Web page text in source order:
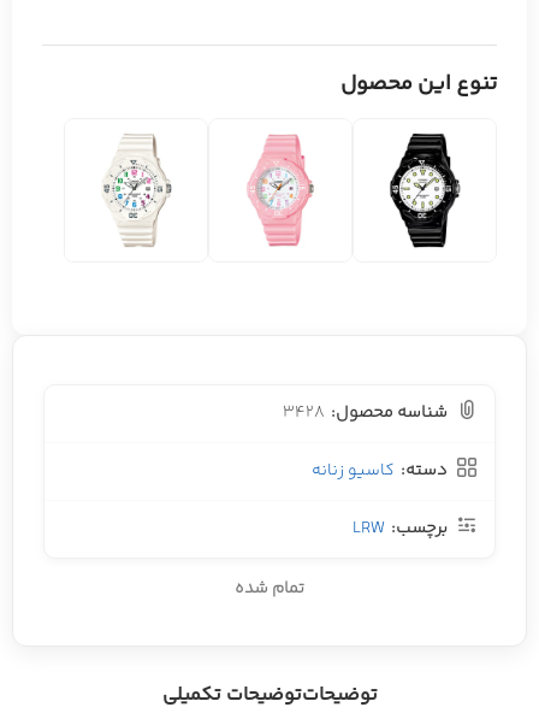
تنوع این محصول
شناسه محصول: 3428
دسته: کاسیو زنانه
برچسب: LRW
تمام شده
توضیحاتتوضیحات تکمیلی